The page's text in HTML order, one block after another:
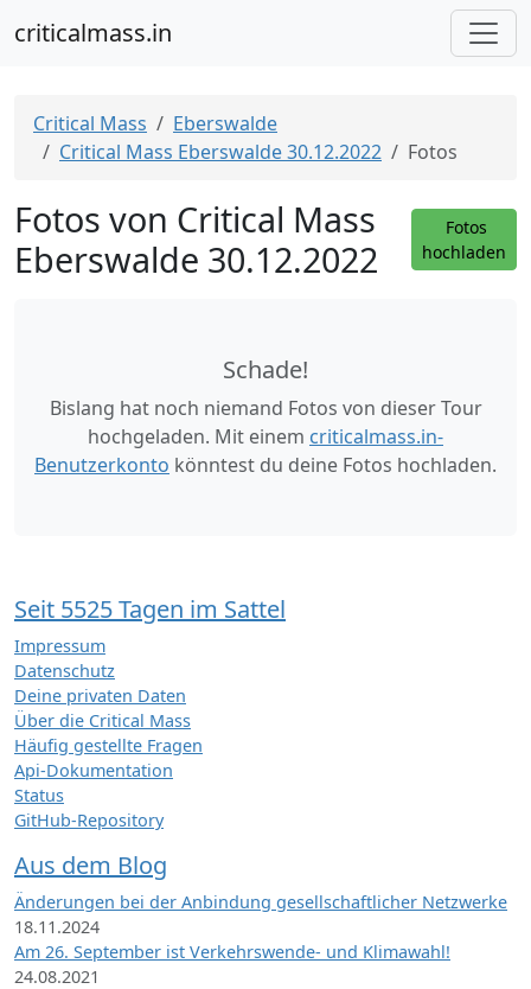
criticalmass.in
Critical Mass
Eberswalde
Critical Mass Eberswalde 30.12.2022
Fotos
Fotos von Critical Mass
Eberswalde 30.12.2022
Fotos
hochladen
Schade!
Bislang hat noch niemand Fotos von dieser Tour
hochgeladen. Mit einem criticalmass.in-
Benutzerkonto könntest du deine Fotos hochladen.
Seit 5525 Tagen im Sattel
Impressum
Datenschutz
Deine privaten Daten
Über die Critical Mass
Häufig gestellte Fragen
Api-Dokumentation
Status
GitHub-Repository
Aus dem Blog
Änderungen bei der Anbindung gesellschaftlicher Netzwerke
18.11.2024
Am 26. September ist Verkehrswende- und Klimawahl!
24.08.2021